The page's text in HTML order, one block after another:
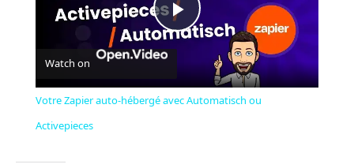
Play
Video
Watch on
Votre Zapier auto-hébergé avec Automatisch ou
Activepieces